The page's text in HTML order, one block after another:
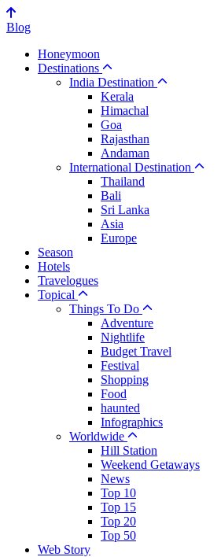
Blog
Honeymoon
Destinations
India Destination
Kerala
Himachal
Goa
Rajasthan
Andaman
International Destination
Thailand
Bali
Sri Lanka
Asia
Europe
Season
Hotels
Travelogues
Topical
Things To Do
Adventure
Nightlife
Budget Travel
Festival
Shopping
Food
haunted
Infographics
Worldwide
Hill Station
Weekend Getaways
News
Top 10
Top 15
Top 20
Top 50
Web Story